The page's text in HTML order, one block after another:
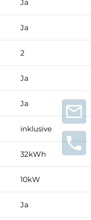
Ja
Ja
2
Ja
Ja
inklusive
32kWh
10kW
Ja